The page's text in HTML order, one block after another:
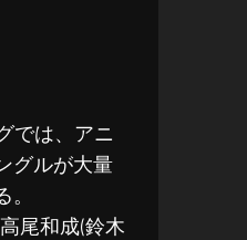
では、アニ
グルが大量
尾和成(鈴木